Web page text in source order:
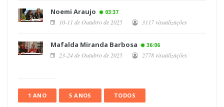
Noemi Araujo 03:37
10-11 de Outubro de 2025 3117 visualizações
Mafalda Miranda Barbosa 36:06
23-24 de Outubro de 2025 2778 visualizações
1 ANO 5 ANOS TODOS